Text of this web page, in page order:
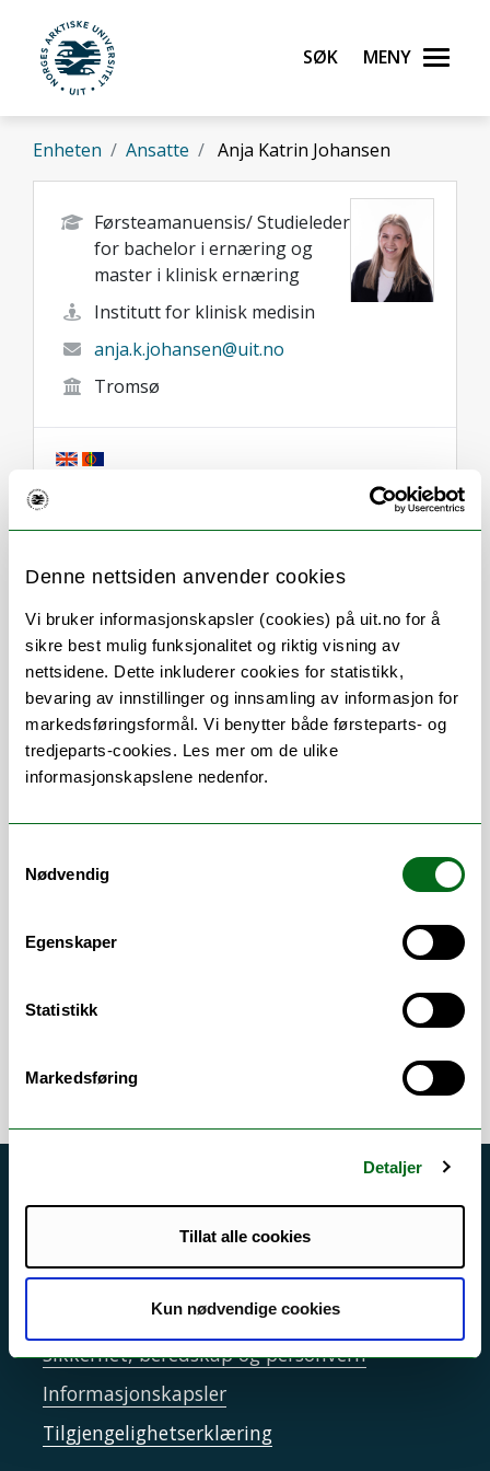
Denne nettsiden anvender cookies
Vi bruker informasjonskapsler (cookies) på uit.no for å
sikre best mulig funksjonalitet og riktig visning av
nettsidene. Dette inkluderer cookies for statistikk,
bevaring av innstillinger og innsamling av informasjon for
markedsføringsformål. Vi benytter både førsteparts- og
tredjeparts-cookies. Les mer om de ulike
informasjonskapslene nedenfor.
Nødvendig
Egenskaper
Statistikk
Markedsføring
Detaljer
Tillat alle cookies
Kun nødvendige cookies
Gå til hovedinnhold
UiT Norges arktiske universitet
Søk Meny
Enheten Ansatte Anja Katrin Johansen
Førsteamanuensis/ Studieleder
for bachelor i ernæring og
master i klinisk ernæring
Institutt for klinisk medisin
anja.k.johansen@uit.no
Tromsø
Stillingsbeskrivelse
Førsteamanuensis ved
Studieleder på bachelor i ernæring og
Autorisert klinisk ernæringsfysiolog
Universitetssykehuset i Nord-Norge
Driftsmeldinger
Personvern ved UiT
Sikkerhet, beredskap og personvern
Informasjonskapsler
Tilgjengelighetserklæring